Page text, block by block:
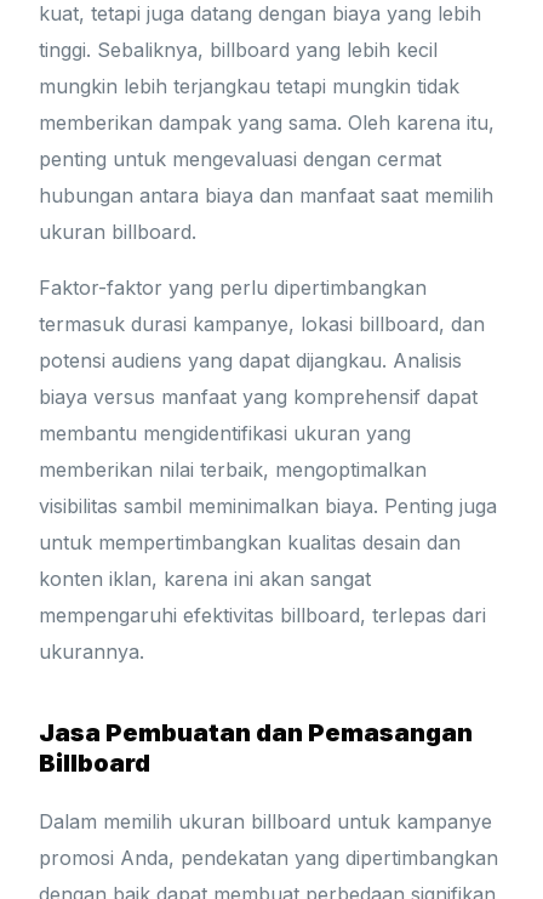
kuat, tetapi juga datang dengan biaya yang lebih
tinggi. Sebaliknya, billboard yang lebih kecil
mungkin lebih terjangkau tetapi mungkin tidak
memberikan dampak yang sama. Oleh karena itu,
penting untuk mengevaluasi dengan cermat
hubungan antara biaya dan manfaat saat memilih
ukuran billboard.
Faktor-faktor yang perlu dipertimbangkan
termasuk durasi kampanye, lokasi billboard, dan
potensi audiens yang dapat dijangkau. Analisis
biaya versus manfaat yang komprehensif dapat
membantu mengidentifikasi ukuran yang
memberikan nilai terbaik, mengoptimalkan
visibilitas sambil meminimalkan biaya. Penting juga
untuk mempertimbangkan kualitas desain dan
konten iklan, karena ini akan sangat
mempengaruhi efektivitas billboard, terlepas dari
ukurannya.
Jasa Pembuatan dan Pemasangan
Billboard
Dalam memilih ukuran billboard untuk kampanye
promosi Anda, pendekatan yang dipertimbangkan